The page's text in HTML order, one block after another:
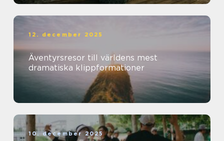
12. december 2025
Äventyrsresor till världens mest
dramatiska klippformationer
10. december 2025